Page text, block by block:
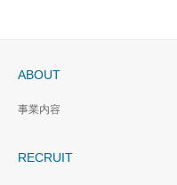
ABOUT
事業内容
RECRUIT